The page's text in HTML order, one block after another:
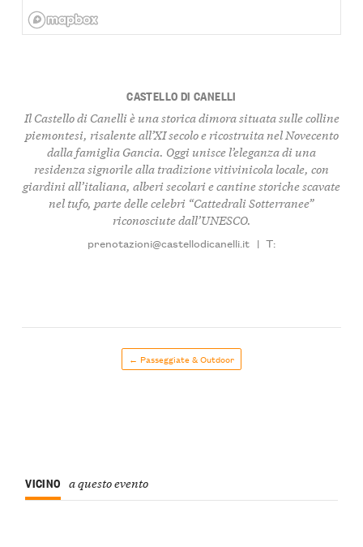
CASTELLO DI CANELLI
Il Castello di Canelli è una storica dimora situata sulle colline
piemontesi, risalente all’XI secolo e ricostruita nel Novecento
dalla famiglia Gancia. Oggi unisce l’eleganza di una
residenza signorile alla tradizione vitivinicola locale, con
giardini all’italiana, alberi secolari e cantine storiche scavate
nel tufo, parte delle celebri “Cattedrali Sotterranee”
riconosciute dall’UNESCO.
prenotazioni@castellodicanelli.it | T:
← Passeggiate & Outdoor
VICINO a questo evento